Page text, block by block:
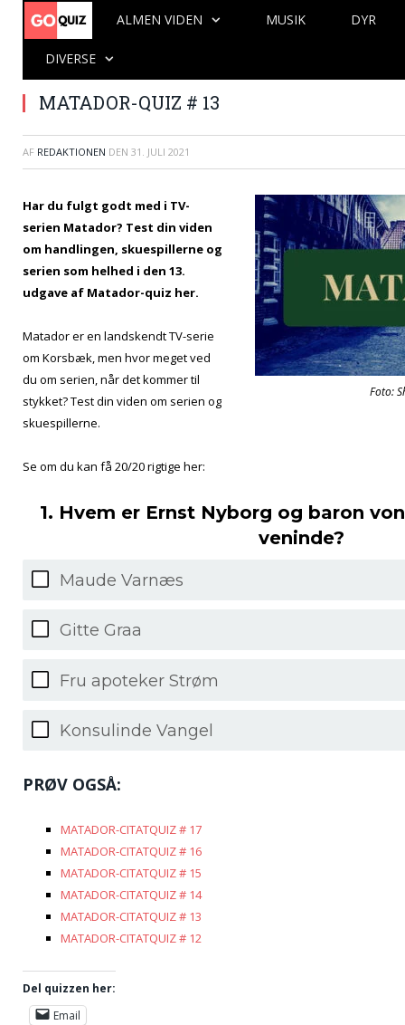
ALMEN VIDEN MUSIK DYR
DIVERSE
MATADOR-QUIZ # 13
AF REDAKTIONEN DEN 31. JULI 2021
Foto:
Har du fulgt godt med i TV-
serien Matador? Test din viden
om handlingen, skuespillerne og
serien som helhed i den 13.
udgave af Matador-quiz her.
Matador er en landskendt TV-serie
om Korsbæk, men hvor meget ved
du om serien, når det kommer til
stykket? Test din viden om serien og
skuespillerne.
Se om du kan få 20/20 rigtige her:
1. Hvem er Ernst Nyborg og baron
veninde?
Maude Varnæs
Gitte Graa
Fru apoteker Strøm
Konsulinde Vangel
PRØV OGSÅ:
MATADOR-CITATQUIZ # 17
MATADOR-CITATQUIZ # 16
MATADOR-CITATQUIZ # 15
MATADOR-CITATQUIZ # 14
MATADOR-CITATQUIZ # 13
MATADOR-CITATQUIZ # 12
Del quizzen her:
Email